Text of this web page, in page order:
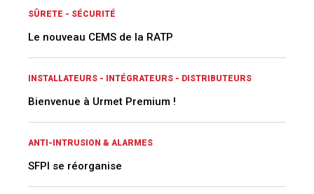
SÛRETE - SÉCURITÉ
Le nouveau CEMS de la RATP
INSTALLATEURS - INTÉGRATEURS - DISTRIBUTEURS
Bienvenue à Urmet Premium !
ANTI-INTRUSION & ALARMES
SFPI se réorganise